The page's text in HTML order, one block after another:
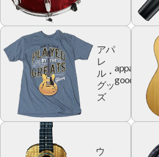
アパ
レ
ル・
グッ
ズ
apparel
goods
ウ